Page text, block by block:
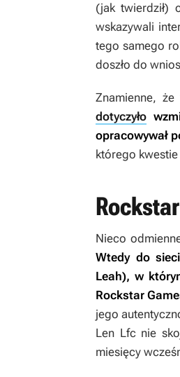
(jak twierdził)
wskazywali
tego samego
doszło do
Znamienne,
dotyczyło
opracowywał
którego kwestie
Nieco
Wtedy do sieci
Leah), w
Rockstar
jego
Len Lfc nie
miesięcy